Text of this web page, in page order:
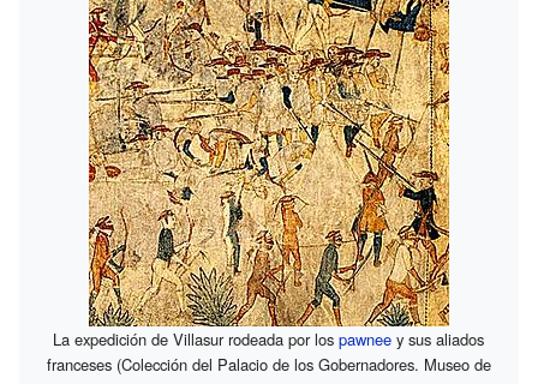
La expedición de Villasur rodeada por lospawnee y sus aliados
franceses (Colección del Palacio de los Gobernadores. Museo de